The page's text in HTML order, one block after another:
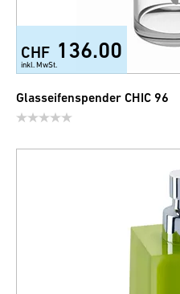
CHF 136.00
inkl. MwSt.
Glasseifenspender CHIC 96